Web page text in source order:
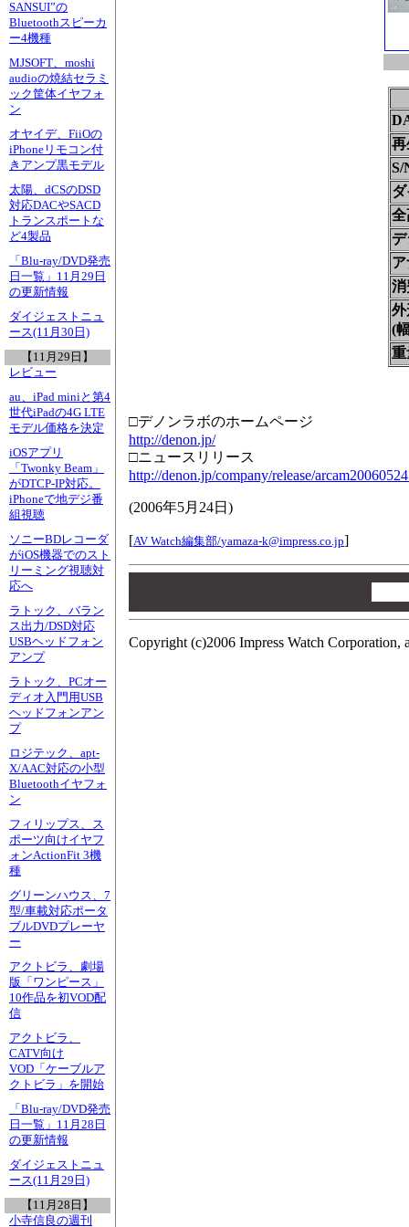
SANSUI”の
Bluetoothスピーカ
ー4機種
MJSOFT、moshi
audioの焼結セラミ
ック筐体イヤフォ
ン
オヤイデ、FiiOの
iPhoneリモコン付
きアンプ黒モデル
太陽、dCSのDSD
対応DACやSACD
トランスポートな
ど4製品
「Blu-ray/DVD発売
日一覧」11月29日
の更新情報
ダイジェストニュ
ース(11月30日)
【11月29日】
レビュー
au、iPad miniと第4
世代iPadの4G LTE
モデル価格を決定
iOSアプリ
「Twonky Beam」
がDTCP-IP対応。
iPhoneで地デジ番
組視聴
ソニーBDレコーダ
がiOS機器でのスト
リーミング視聴対
応へ
ラトック、バラン
ス出力/DSD対応
USBヘッドフォン
アンプ
ラトック、PCオー
ディオ入門用USB
ヘッドフォンアン
プ
ロジテック、apt-
X/AAC対応の小型
Bluetoothイヤフォ
ン
フィリップス、ス
ポーツ向けイヤフ
ォンActionFit 3機
種
グリーンハウス、7
型/車載対応ポータ
ブルDVDプレーヤ
ー
アクトビラ、劇場
版「ワンピース」
10作品を初VOD配
信
アクトビラ、
CATV向け
VOD「ケーブルア
クトビラ」を開始
「Blu-ray/DVD発売
日一覧」11月28日
の更新情報
ダイジェストニュ
ース(11月29日)
【11月28日】
小寺信良の週刊
再
S/
全
消
外
(
重
□デノンラボのホームページ
http://denon.jp/
□ニュースリリース
http://denon.jp/company/release/
(2006年5月24日 )
[AV Watch編集部/yamaza-k@impress.co.jp]
Copyright (c)2006 Impress Watch Corporation,